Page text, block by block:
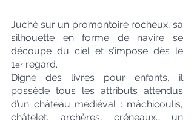
Juché sur un promontoire rocheux, sa
silhouette en forme de navire se
découpe du ciel et s’impose dès le
1er regard.
Digne des livres pour enfants, il
possède tous les attributs attendus
d’un château médiéval : mâchicoulis,
châtelet, archères, créneaux… un